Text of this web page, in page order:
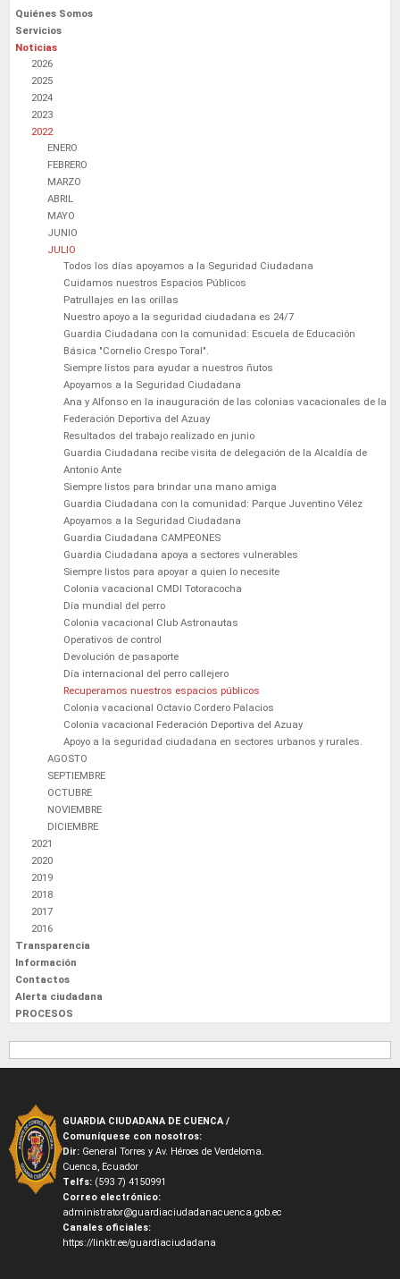
Quiénes Somos
Servicios
Noticias
2026
2025
2024
2023
2022
ENERO
FEBRERO
MARZO
ABRIL
MAYO
JUNIO
JULIO
Todos los días apoyamos a la Seguridad Ciudadana
Cuidamos nuestros Espacios Públicos
Patrullajes en las orillas
Nuestro apoyo a la seguridad ciudadana es 24/7
Guardia Ciudadana con la comunidad: Escuela de Educación
Básica "Cornelio Crespo Toral".
Siempre listos para ayudar a nuestros ñutos
Apoyamos a la Seguridad Ciudadana
Ana y Alfonso en la inauguración de las colonias vacacionales de la
Federación Deportiva del Azuay
Resultados del trabajo realizado en junio
Guardia Ciudadana recibe visita de delegación de la Alcaldía de
Antonio Ante
Siempre listos para brindar una mano amiga
Guardia Ciudadana con la comunidad: Parque Juventino Vélez
Apoyamos a la Seguridad Ciudadana
Guardia Ciudadana CAMPEONES
Guardia Ciudadana apoya a sectores vulnerables
Siempre listos para apoyar a quien lo necesite
Colonia vacacional CMDI Totoracocha
Día mundial del perro
Colonia vacacional Club Astronautas
Operativos de control
Devolución de pasaporte
Día internacional del perro callejero
Recuperamos nuestros espacios públicos
Colonia vacacional Octavio Cordero Palacios
Colonia vacacional Federación Deportiva del Azuay
Apoyo a la seguridad ciudadana en sectores urbanos y rurales.
AGOSTO
SEPTIEMBRE
OCTUBRE
NOVIEMBRE
DICIEMBRE
2021
2020
2019
2018
2017
2016
Transparencia
Información
Contactos
Alerta ciudadana
PROCESOS
GUARDIA CIUDADANA DE CUENCA /
Comuníquese con nosotros:
Dir: General Torres y Av. Héroes de Verdeloma.
Cuenca, Ecuador
Telfs: (593 7) 4150991
Correo electrónico:
administrator@guardiaciudadanacuenca.gob.ec
Canales oficiales:
https://linktr.ee/guardiaciudadana